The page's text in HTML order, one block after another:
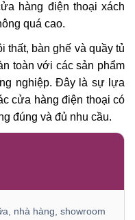
hàng điện thoại xách
quá cao.
bàn ghế và quầy tủ
toàn với các sản phẩm
nghiệp. Đây là sự lựa
cửa hàng điện thoại có
đúng và đủ nhu cầu.
nhà hàng, showroom